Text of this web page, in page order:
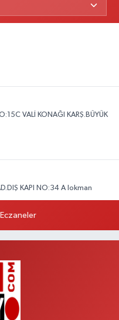
VALİ KONAĞI KARŞ.BÜYÜK
KAPI NO:34 A lokman